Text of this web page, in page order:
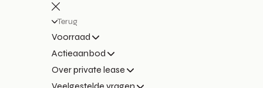
Terug
Voorraad
Actieaanbod
Over private lease